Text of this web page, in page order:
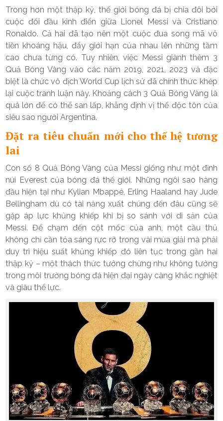
Trong hơn một thập kỷ, thế giới bóng đá bị chia đôi bởi
cuộc đối đầu kinh điển giữa Lionel Messi và Cristiano
Ronaldo. Cả hai đã tạo nên một cuộc đua song mã vô
tiền khoáng hậu, đẩy giới hạn của nhau lên những tầm
cao chưa từng có. Tuy nhiên, việc Messi giành thêm 3
Quả Bóng Vàng vào các năm 2019, 2021, 2023 và đặc
biệt là chức vô địch World Cup lịch sử đã chính thức khép
lại cuộc tranh luận này. Khoảng cách 3 Quả Bóng Vàng là
quá lớn để có thể san lấp, khẳng định vị thế độc tôn của
siêu sao người Argentina.
Đặt ra tiêu chuẩn mới cho thế hệ tương
lai
Con số 8 Quả Bóng Vàng của Messi giống như một đỉnh
núi Everest của bóng đá thế giới. Những ngôi sao hàng
đầu hiện tại như Kylian Mbappé, Erling Haaland hay Jude
Bellingham dù có tài năng xuất chúng đến đâu cũng sẽ
gặp áp lực khủng khiếp khi bị so sánh với di sản của
Messi. Để chạm đến cột mốc của anh, một cầu thủ
không chỉ cần tỏa sáng rực rỡ trong vài mùa giải mà phải
duy trì hiệu suất khủng khiếp đó liên tục trong gần hai
thập kỷ – một thách thức tưởng chừng như không tưởng
trong môi trường bóng đá hiện đại ngày càng khắc nghiệt
và giàu thể lực.